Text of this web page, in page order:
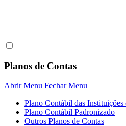
Planos de Contas
Abrir Menu Fechar Menu
Plano Contábil das Instituiçôes
Plano Contábil Padronizado
Outros Planos de Contas